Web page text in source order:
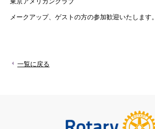
メークアップ、ゲストの方の参加歓迎いたします。
一覧に戻る